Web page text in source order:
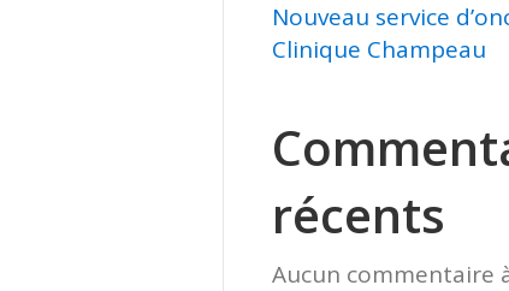
Nouveau service
Clinique Champeau
récents
Aucun commentaire